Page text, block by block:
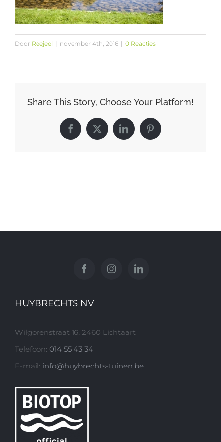
Door Reejeel | november 4th, 2016 | 0 Reacties
Share This Story, Choose Your Platform!
Facebook
X LinkedInPinterest
HUYBRECHTS NV
Wilgorenstraat 16, 2460 Lichtaart
Telefoon: 014 55 43 34
E-mail: info@huybrechts-tuinen.be